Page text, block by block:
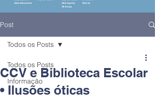
Post
Todos os Posts
Informação
Todos os Posts
CCV e Biblioteca Escolar
• Ilusões óticas